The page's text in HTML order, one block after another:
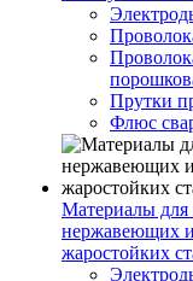
Прутки
Флюс
Материалы для
нержавеющих и
жаростойких